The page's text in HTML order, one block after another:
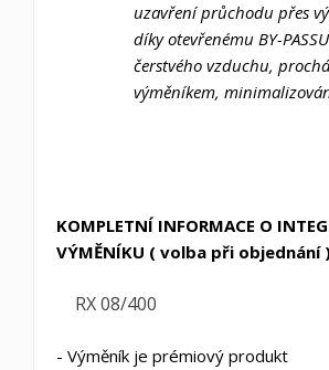
uzavření průchodu přes
díky otevřenému BY-
čerstvého vzduchu,
výměníkem,
KOMPLETNÍ INFORMACE O
VÝMĚNÍKU ( volba při objednání
RX 08/400
- Výměník je prémiový produkt